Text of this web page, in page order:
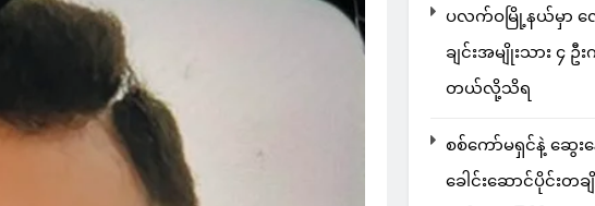
ပလက်ဝမြို့နယ်မှာ
ချင်းအမျိုးသား ၄ ဦ
တယ်လို့သိရ
စစ်ကော်မရှင်နဲ့ ဆွေး
ခေါင်းဆောင်ပိုင်း